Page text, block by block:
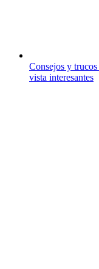
Consejos y trucos
vista interesantes